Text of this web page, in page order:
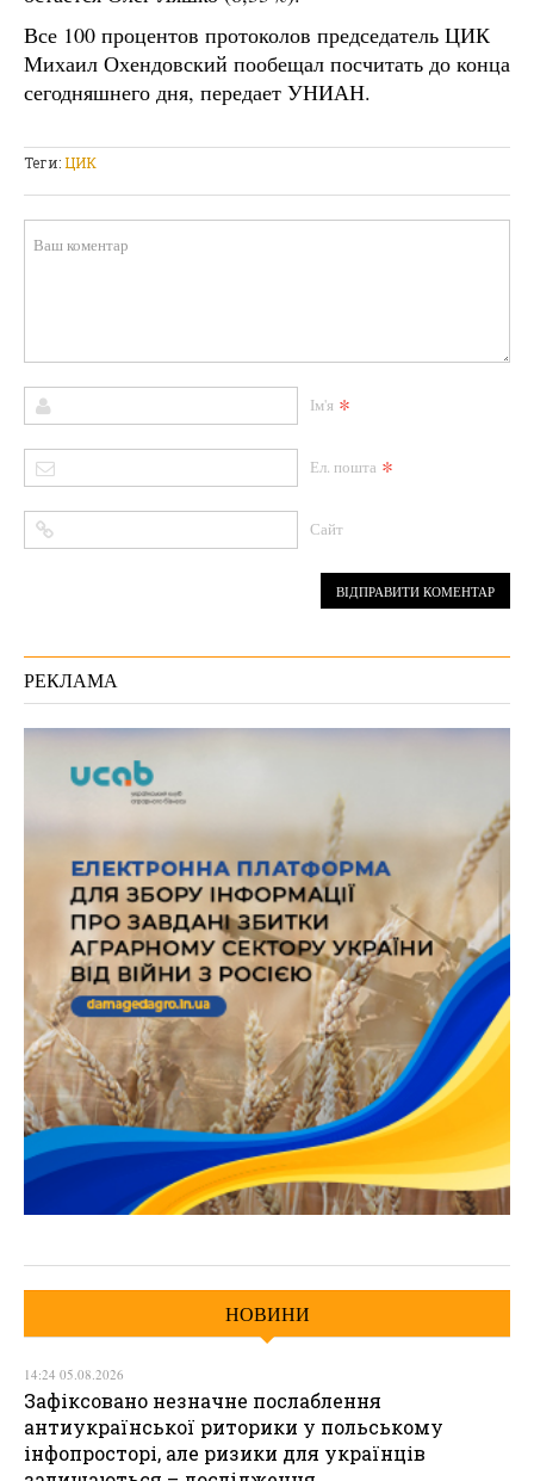
Все 100 процентов протоколов председатель ЦИК
Михаил Охендовский пообещал посчитать до конца
сегодняшнего дня, передает УНИАН.
Теги:ЦИК
Ім'я *
Ел. пошта *
Сайт
РЕКЛАМА
НОВИНИ
14:24 05.08.2026
Зафіксовано незначне послаблення
антиукраїнської риторики у польському
інфопросторі, але ризики для українців